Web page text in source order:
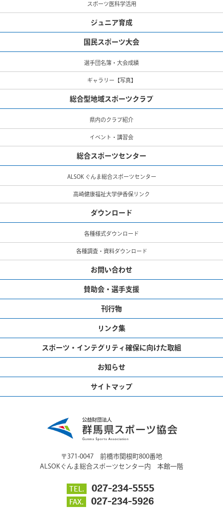
スポーツ医科学活用
ジュニア育成
国民スポーツ大会
選手団名簿・大会成績
ギャラリー【写真】
総合型地域スポーツクラブ
県内のクラブ紹介
イベント・講習会
総合スポーツセンター
ALSOK ぐんま総合スポーツセンター
高崎健康福祉大学伊香保リンク
ダウンロード
各種様式ダウンロード
各種調査・資料ダウンロード
お問い合わせ
賛助会・選手支援
刊行物
リンク集
スポーツ・インテグリティ確保に向けた取組
お知らせ
サイトマップ
〒371-0047 前橋市関根町800番地
ALSOKぐんま総合スポーツセンター内 本館一階
TEL. 027-234-5555
FAX. 027-234-5926